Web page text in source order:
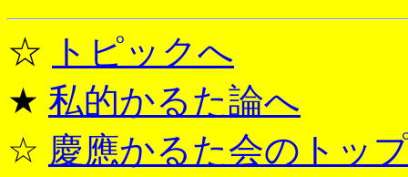
☆
トピックへ
★ 私的かるた論へ
☆ 慶應かるた会のトッ